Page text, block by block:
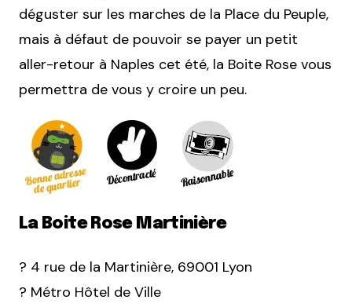
déguster sur les marches de la Place du Peuple,
mais à défaut de pouvoir se payer un petit
aller-retour à Naples cet été, la Boite Rose vous
permettra de vous y croire un peu.
La Boite Rose Martinière
? 4 rue de la Martinière, 69001 Lyon
? Métro Hôtel de Ville